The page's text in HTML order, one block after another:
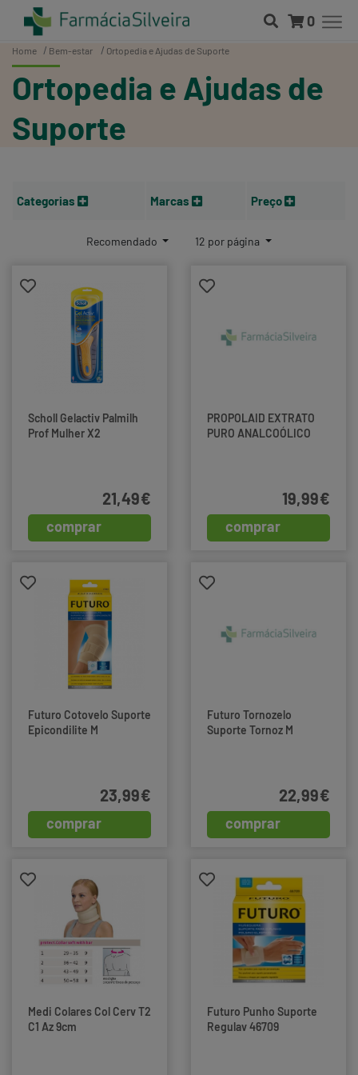
0
Home Bem-estar Ortopedia e Ajudas de Suporte
Ortopedia e Ajudas de
Suporte
Categorias Marcas Preço
Recomendado 12 por página
Scholl Gelactiv Palmilh
Prof Mulher X2
comprar
21,49€
PROPOLAID EXTRATO
PURO ANALCOÓLICO
comprar
19,99€
Futuro Cotovelo Suporte
Epicondilite M
comprar
23,99€
Futuro Tornozelo
Suporte Tornoz M
comprar
22,99€
Medi Colares Col Cerv T2
C1 Az 9cm
Futuro Punho Suporte
Regulav 46709